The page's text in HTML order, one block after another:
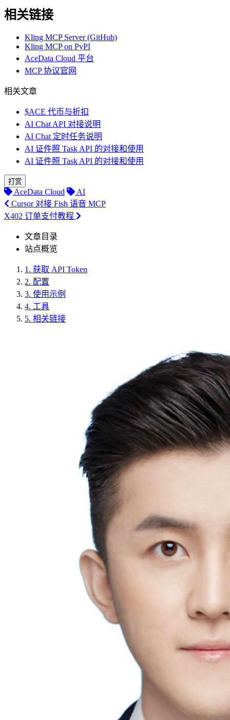
相关链接
Kling MCP Server (GitHub)
Kling MCP on PyPI
AceData Cloud 平台
MCP 协议官网
相关文章
$ACE 代币与折扣
AI Chat API 对接说明
AI Chat 定时任务说明
AI 证件照 Task API 的对接和使用
AI 证件照 Task API 的对接和使用
打赏
AceData Cloud
AI
Cursor 对接 Fish 语音 MCP
X402 订单支付教程
文章目录
站点概览
1. 获取 API Token
2. 配置
3. 使用示例
4. 工具
5. 相关链接